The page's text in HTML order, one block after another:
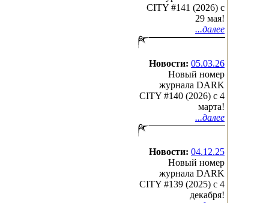
CITY #141 (2026) c
29 мая!
...далее
Новости: 05.03.26
Новый номер
журнала DARK
CITY #140 (2026) c 4
марта!
...далее
Новости: 04.12.25
Новый номер
журнала DARK
CITY #139 (2025) c 4
декабря!